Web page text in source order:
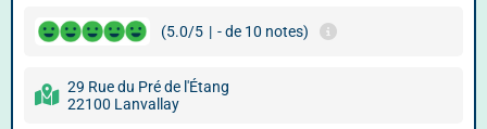
(5.0/5 | - de 10 notes)
29 Rue du Pré de l'Étang
22100 Lanvallay